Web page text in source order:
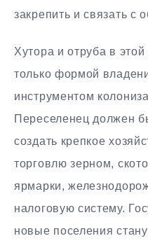
закрепить и связать с
Хутора и отруба в
только формой
инструментом
Переселенец должен
создать крепкое
торговлю зерном,
ярмарки,
налоговую систему.
новые поселения